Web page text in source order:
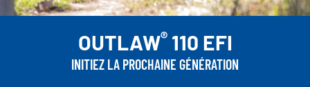
OUTLAW®110 EFI
INITIEZ LA PROCHAINE GÉNÉRATION